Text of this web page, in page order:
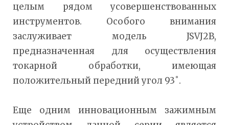
целым рядом усовершенствованных
инструментов. Особого внимания
заслуживает модель JSVJ2B,
предназначенная для осуществления
токарной обработки, имеющая
положительный передний угол 93˚.
Еще одним инновационным зажимным